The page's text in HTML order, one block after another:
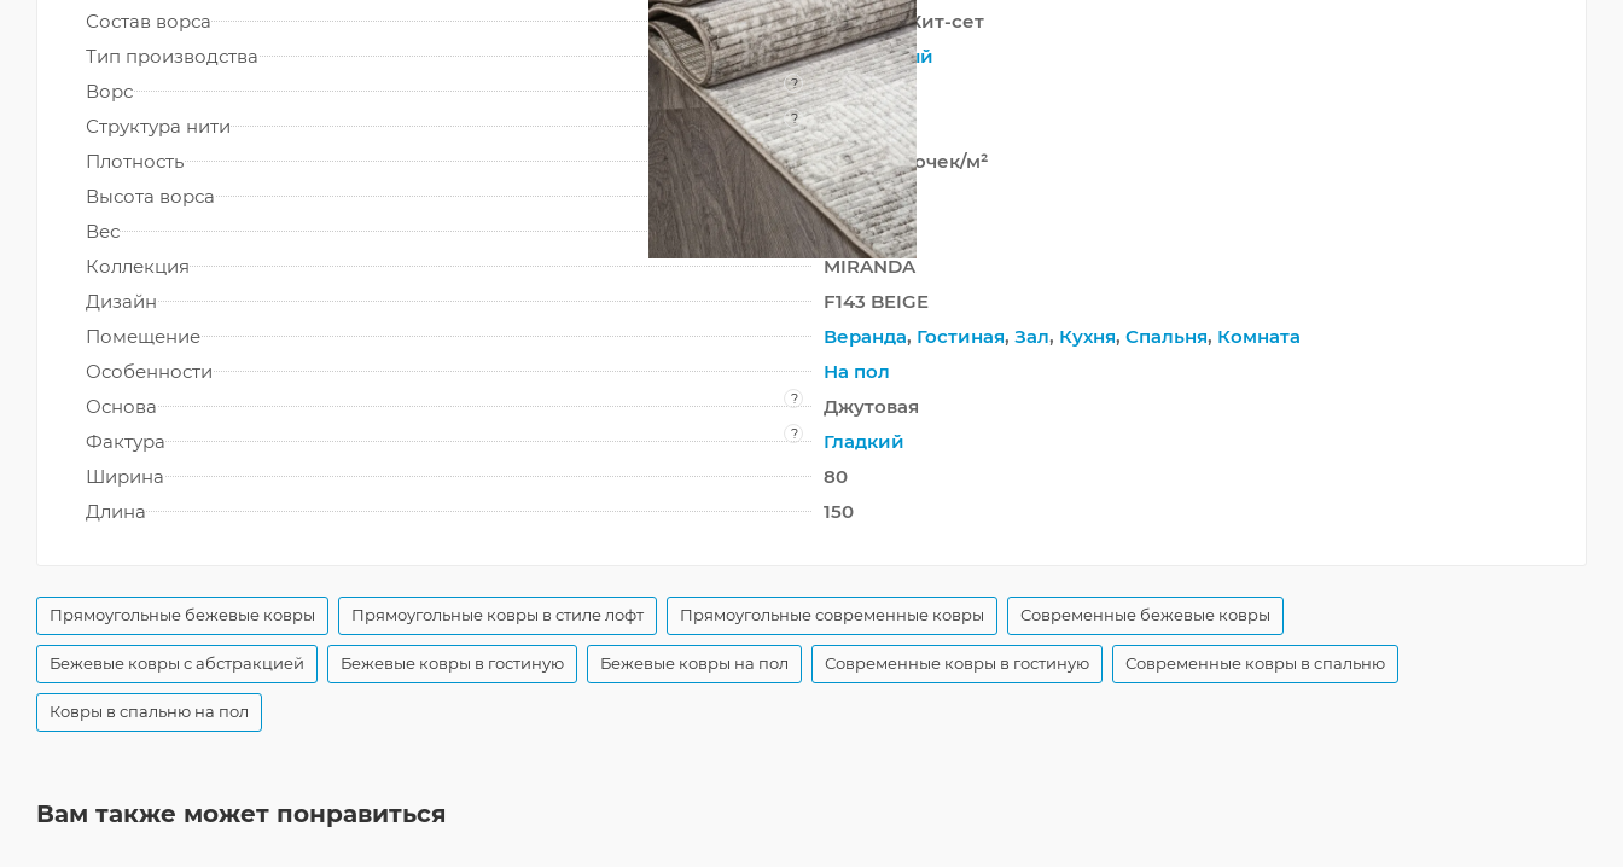
Состав ворса
100% ПП Хит-сет
Тип производства
Машинный
Ворс
?
Средний
Структура нити
?
Хит-сет
Плотность
304 000 точек/м²
Высота ворса
10 мм
Вес
1805 г/м²
Коллекция
MIRANDA
Дизайн
F143 BEIGE
Помещение
Веранда, Гостиная, Зал, Кухня, Спальня, Комната
Особенности
На пол
Основа
?
Джутовая
Фактура
?
Гладкий
Ширина
80
Длина
150
Прямоугольные бежевые ковры Прямоугольные ковры в стиле лофт Прямоугольные современные ковры Современные бежевые ковры
Бежевые ковры с абстракцией Бежевые ковры в гостиную Бежевые ковры на пол Современные ковры в гостиную Современные ковры в спальню
Ковры в спальню на пол
Вам также может понравиться